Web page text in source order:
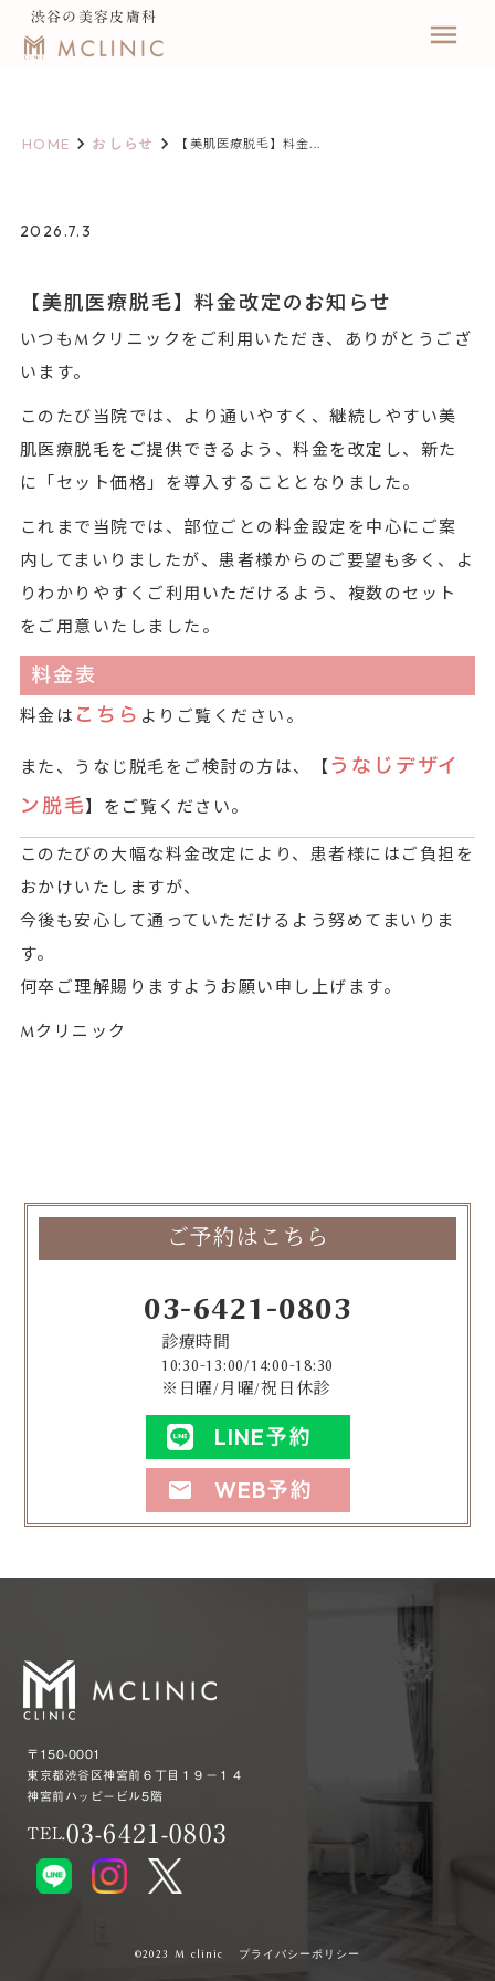
HOME keyboard_arrow_right おしらせ keyboard_arrow_right 【美肌医療脱毛】料金...
渋谷の美容皮膚科
menu
2026.7.3
【美肌医療脱毛】料金改定のお知らせ
いつもMクリニックをご利用いただき、ありがとうござ
います。
このたび当院では、より通いやすく、継続しやすい美
肌医療脱毛をご提供できるよう、料金を改定し、新た
に「セット価格」を導入することとなりました。
これまで当院では、部位ごとの料金設定を中心にご案
内してまいりましたが、患者様からのご要望も多く、よ
りわかりやすくご利用いただけるよう、複数のセット
をご用意いたしました。
料金表
料金は こちら よりご覧ください。
また、うなじ脱毛をご検討の方は、【 うなじデザイ
ン脱毛】をご覧ください。
このたびの大幅な料金改定により、患者様にはご負担を
おかけいたしますが、
今後も安心して通っていただけるよう努めてまいりま
す。
何卒ご理解賜りますようお願い申し上げます。
Mクリニック
ご予約はこちら
03-6421-0803
診療時間
10:30-13:00/14:00-18:30
※日曜/月曜/祝日休診
LINE予約
mail WEB予約
〒150-0001
東京都渋谷区神宮前６丁目１９−１４
神宮前ハッピービル5階
TEL.03-6421-0803
プライバシーポリシー
©︎2023 M clinic email
LINE